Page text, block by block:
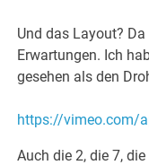
Und das Layout?
Erwartungen. Ich
gesehen als den
https://vimeo.com/
Auch die 2, die 7,